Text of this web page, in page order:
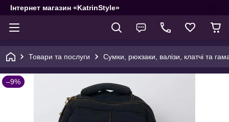
Інтернет магазин «KatrinStyle»
Товари та послуги Сумки, рюкзаки, валізи, клатчі та
–9%